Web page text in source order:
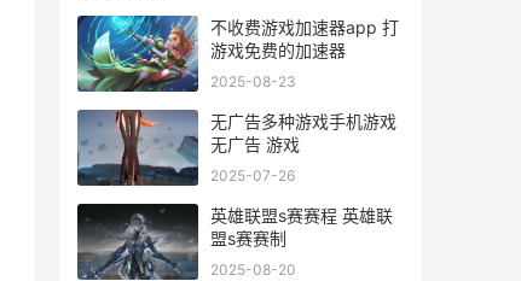
不收费游戏加速器app 打
游戏免费的加速器
2025-08-23
无广告多种游戏手机游戏
无广告 游戏
2025-07-26
英雄联盟s赛赛程 英雄联
盟s赛赛制
2025-08-20